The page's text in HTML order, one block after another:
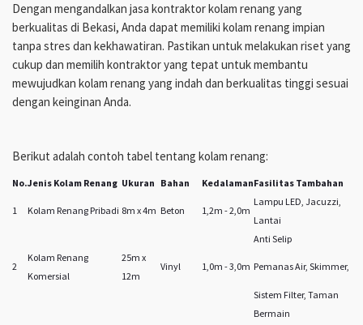
Dengan mengandalkan jasa kontraktor kolam renang yang
berkualitas di Bekasi, Anda dapat memiliki kolam renang impian
tanpa stres dan kekhawatiran. Pastikan untuk melakukan riset yang
cukup dan memilih kontraktor yang tepat untuk membantu
mewujudkan kolam renang yang indah dan berkualitas tinggi sesuai
dengan keinginan Anda.
Berikut adalah contoh tabel tentang kolam renang:
No.Jenis Kolam Renang Ukuran Bahan KedalamanFasilitas Tambahan
1 Kolam Renang Pribadi 8m x 4m Beton 1,2m - 2,0m
Lampu LED, Jacuzzi,
Lantai
Anti Selip
2
Kolam Renang
Komersial
25m x
12m
Vinyl 1,0m - 3,0m Pemanas Air, Skimmer,
Sistem Filter, Taman
Bermain